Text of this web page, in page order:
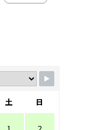
土 日